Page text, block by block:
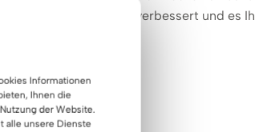
Informationen
Ihnen die
der Website.
alle unsere Dienste
erheblich verbessert und es